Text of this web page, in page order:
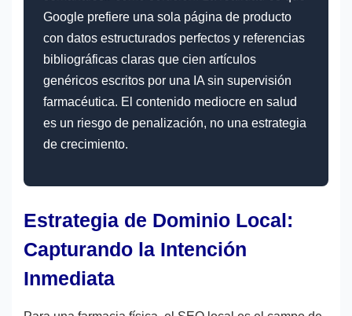
Google prefiere una sola página de producto
con datos estructurados perfectos y referencias
bibliográficas claras que cien artículos
genéricos escritos por una IA sin supervisión
farmacéutica. El contenido mediocre en salud
es un riesgo de penalización, no una estrategia
de crecimiento.
Estrategia de Dominio Local:
Capturando la Intención
Inmediata